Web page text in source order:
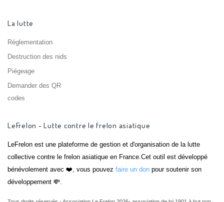
La lutte
Réglementation
Destruction des nids
Piégeage
Demander des QR
codes
LeFrelon - Lutte contre le frelon asiatique
LeFrelon est une plateforme de gestion et d'organisation de la lutte
collective contre le frelon asiatique en France.Cet outil est développé
bénévolement avec ❤️, vous pouvez faire un don pour soutenir son
développement 💸.